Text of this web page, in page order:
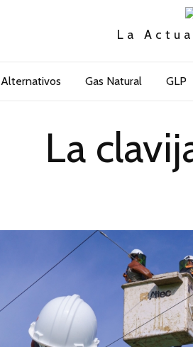
La
Alternativos Gas Natural GLP
La